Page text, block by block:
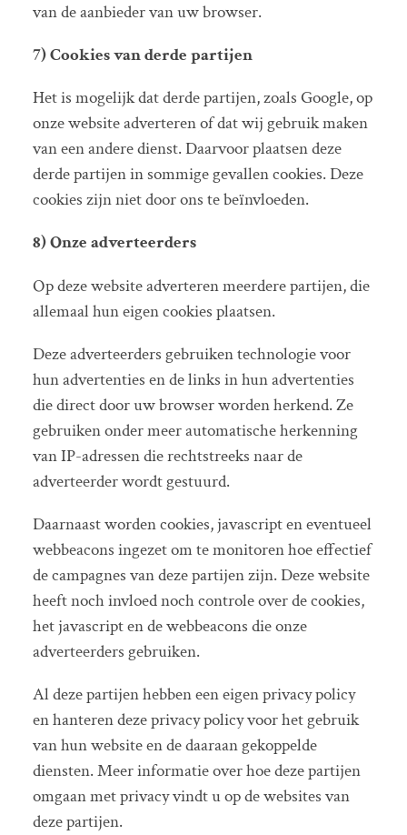
van de aanbieder van uw browser.
7) Cookies van derde partijen
Het is mogelijk dat derde partijen, zoals Google, op
onze website adverteren of dat wij gebruik maken
van een andere dienst. Daarvoor plaatsen deze
derde partijen in sommige gevallen cookies. Deze
cookies zijn niet door ons te beïnvloeden.
8)Onze adverteerders
Op deze website adverteren meerdere partijen, die
allemaal hun eigen cookies plaatsen.
Deze adverteerders gebruiken technologie voor
hun advertenties en de links in hun advertenties
die direct door uw browser worden herkend. Ze
gebruiken onder meer automatische herkenning
van IP-adressen die rechtstreeks naar de
adverteerder wordt gestuurd.
Daarnaast worden cookies, javascript en eventueel
webbeacons ingezet om te monitoren hoe effectief
de campagnes van deze partijen zijn. Deze website
heeft noch invloed noch controle over de cookies,
het javascript en de webbeacons die onze
adverteerders gebruiken.
Al deze partijen hebben een eigen privacy policy
en hanteren deze privacy policy voor het gebruik
van hun website en de daaraan gekoppelde
diensten. Meer informatie over hoe deze partijen
omgaan met privacy vindt u op de websites van
deze partijen.